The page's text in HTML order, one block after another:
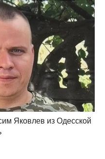
Яковлев из Одесской